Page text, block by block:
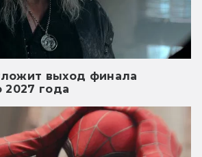
выход финала
2027 года